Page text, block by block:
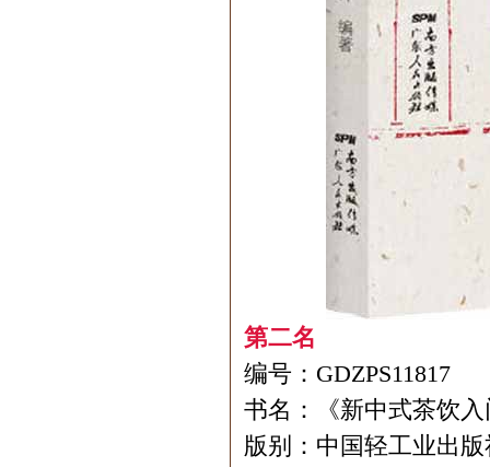
第二名
编号：GDZPS11817
书名：《新中式茶饮
版别：中国轻工业出版